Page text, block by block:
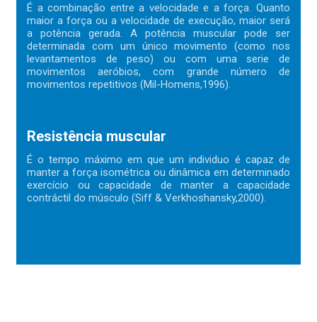
É a combinação entre a velocidade e a força. Quanto
maior a força ou a velocidade de execução, maior será
a potência gerada. A potência muscular pode ser
determinada com um único movimento (como nos
levantamentos de peso) ou com uma serie de
movimentos aeróbios, com grande número de
movimentos repetitivos (Mil-Homens,1996).
Resistência muscular
É o tempo máximo em que um individuo é capaz de
manter a força isométrica ou dinâmica em determinado
exercício ou capacidade de manter a capacidade
contráctil do músculo (Siff & Verkhoshansky,2000).